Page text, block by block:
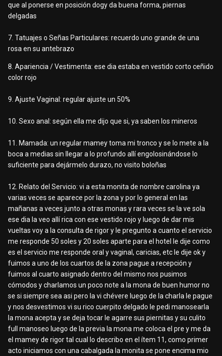
que al ponerse en posición dogy da buena forma, piernas
delgadas
7. Tatuajes o Señas Particulares: recuerdo uno grande de una
rosa en su antebrazo
8. Apariencia / Vestimenta: ese dia estaba en vestido corto ceñido
color rojo
9. Ajuste Vaginal: regular ajuste un 50%
10. Sexo anal: según ella me dijo que si, ya saben los mineros
11. Mamada: un regular mamey toma mi tronco y se lo mete a la
boca a medias sin llegar a lo profundo allí engolosinándose lo
suficiente para dejármelo durazo, no visito boloñas
12. Relato del Servicio: vi a esta monita de nombre carolina ya
varias veces se aparece por la zona y por lo general en las
mañanas a veces junto a otras monas y rara veces se la ve sola
ese dia la veo allí rica con ese vestido rojo y luego de dar mis
vueltas voy a la consulta de rigor y le pregunto a cuanto el servicio
me responde 50 soles y 20 soles aparte para el hotel le dije como
es el servicio me responde oral y vaginal, caricias, etc le dije ok y
fuimos a uno de los cuartos de la zona pague a recepción y
fuimos al cuarto asignado dentro del mismo nos pusimos
cómodos y charlamos un poco note a la mona de buen humor no
se si siempre sea asi pero la vi chévere luego de la charla le pague
y nos desvestimos vi su rico cuerpito delgado le pedi manosearla
la mona acepta y se deja tocar le agarre sus piernitas y su culito
full manoseo luego de la previa la mona me coloca el pre y me da
el mamey de rigor tal cual lo describo en el ítem 11, como primer
acto iniciamos con una cabalgada la monita se pone encima mio